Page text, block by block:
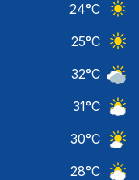
24°C
25°C
32°C
31°C
30°C
28°C